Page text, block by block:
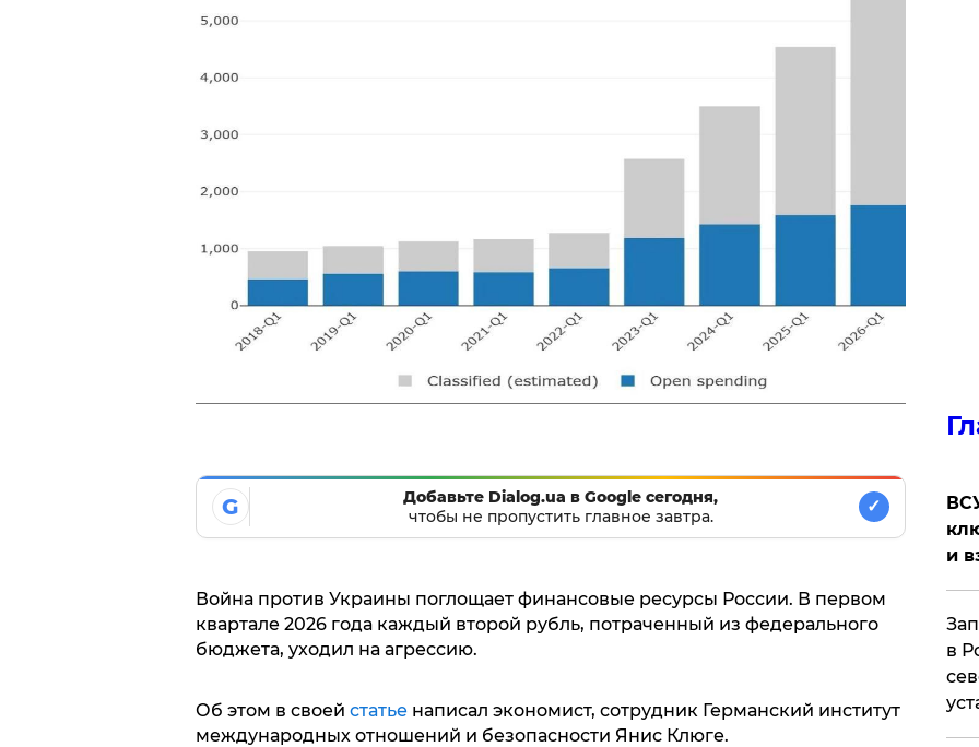
G
Добавьте Dialog.ua в Google сегодня,
чтобы не пропустить главное завтра.
✓
Война против Украины поглощает финансовые ресурсы России. В первом
квартале 2026 года каждый второй рубль, потраченный из федерального
бюджета, уходил на агрессию.
Об этом в своей статьенаписал экономист, сотрудник Германский институт
международных отношений и безопасности Янис Клюге.
и
в